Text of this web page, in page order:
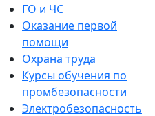
ГО и ЧС
Оказание первой
помощи
Охрана труда
Курсы обучения по
промбезопасности
Электробезопасность